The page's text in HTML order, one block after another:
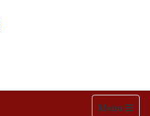
Menu